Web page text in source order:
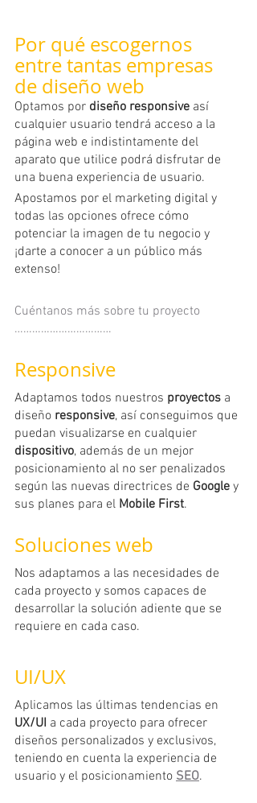
Por qué escogernos
entre tantas empresas
de diseño web
Optamos por diseño responsive así
cualquier usuario tendrá acceso a la
página web e indistintamente del
aparato que utilice podrá disfrutar de
una buena experiencia de usuario.
Apostamos por el marketing digital y
todas las opciones ofrece cómo
potenciar la imagen de tu negocio y
¡darte a conocer a un público más
extenso!
Cuéntanos más sobre tu proyecto
……………………………
Responsive
Adaptamos todos nuestros proyectos a
diseño responsive, así conseguimos que
puedan visualizarse en cualquier
dispositivo, además de un mejor
posicionamiento al no ser penalizados
según las nuevas directrices de Google y
sus planes para el Mobile First.
Soluciones web
Nos adaptamos a las necesidades de
cada proyecto y somos capaces de
desarrollar la solución adiente que se
requiere en cada caso.
UI/UX
Aplicamos las últimas tendencias en
UX/UI a cada proyecto para ofrecer
diseños personalizados y exclusivos,
teniendo en cuenta la experiencia de
usuario y el posicionamiento SEO.